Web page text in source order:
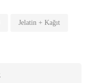
Jelatin + Kağıt